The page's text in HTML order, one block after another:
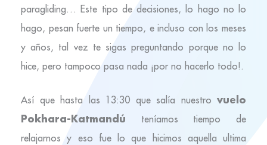
paragliding… Este tipo de decisiones, lo hago no lo
hago, pesan fuerte un tiempo, e incluso con los meses
y años, tal vez te sigas preguntando porque no lo
hice, pero tampoco pasa nada ¡por no hacerlo todo!.
Así que hasta las 13:30 que salía nuestro vuelo
Pokhara-Katmandú teníamos tiempo de
relajarnos y eso fue lo que hicimos aquella ultima